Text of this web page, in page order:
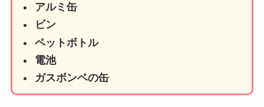
アルミ缶
ビン
ペットボトル
電池
ガスボンベの缶